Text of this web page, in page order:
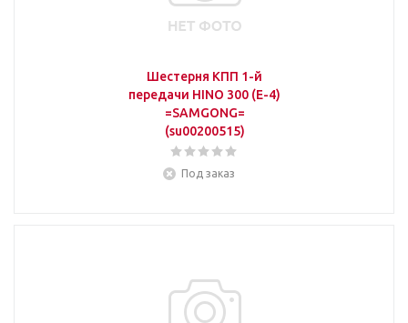
Шестерня КПП 1-й
передачи HINO 300 (E-4)
=SAMGONG=
(su00200515)
Под заказ